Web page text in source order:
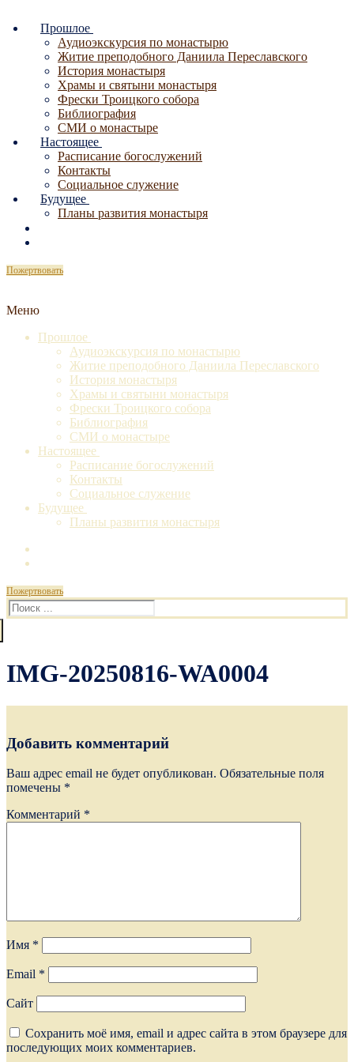
содержимому
Прошлое
Аудиоэкскурсия по монастырю
Житие преподобного Даниила Переславского
История монастыря
Храмы и святыни монастыря
Фрески Троицкого собора
Библиография
СМИ о монастыре
Настоящее
Расписание богослужений
Контакты
Социальное служение
Будущее
Планы развития монастыря
Пожертвовать
Меню
Прошлое
Аудиоэкскурсия по монастырю
Житие преподобного Даниила Переславского
История монастыря
Храмы и святыни монастыря
Фрески Троицкого собора
Библиография
СМИ о монастыре
Настоящее
Расписание богослужений
Контакты
Социальное служение
Будущее
Планы развития монастыря
Пожертвовать
Искать:
IMG-20250816-WA0004
Добавить комментарий
Ваш адрес email не будет опубликован. Обязательные поля
помечены *
Комментарий *
Имя *
Email *
Сайт
Сохранить моё имя, email и адрес сайта в этом браузере для
последующих моих комментариев.